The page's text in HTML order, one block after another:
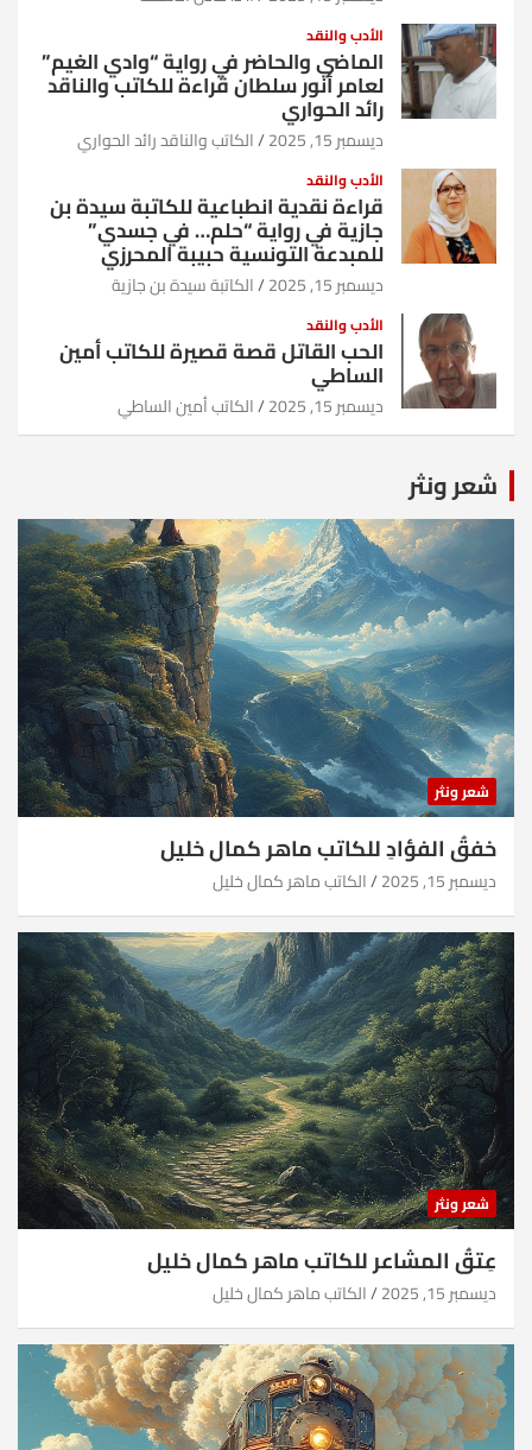
الأدب والنقد
الماضي والحاضر في رواية “وادي الغيم”
لعامر أنور سلطان قراءة للكاتب والناقد
رائد الحواري
ديسمبر 15, 2025 الكاتب والناقد رائد الحواري
الأدب والنقد
قراءة نقدية انطباعية للكاتبة سيدة بن
جازية في رواية “حلم… في جسدي”
للمبدعة التونسية حبيبة المحرزي
ديسمبر 15, 2025 الكاتبة سيدة بن جازية
الأدب والنقد
الحب القاتل قصة قصيرة للكاتب أمين
الساطي
ديسمبر 15, 2025 الكاتب أمين الساطي
شعر ونثر
شعر ونثر
خفقُ الفؤادِ للكاتب ماهر كمال خليل
ديسمبر 15, 2025 الكاتب ماهر كمال خليل
شعر ونثر
عِتقُ المشاعر للكاتب ماهر كمال خليل
ديسمبر 15, 2025 الكاتب ماهر كمال خليل